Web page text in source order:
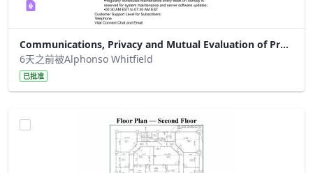
Communications, Privacy and Mutual Evaluation of Proprietary Documents
6天之前被Alphonso Whitfield
已批准